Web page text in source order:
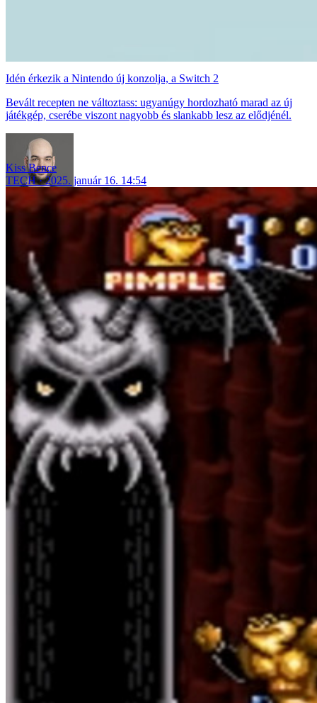
Idén érkezik a Nintendo új konzolja, a Switch 2
Bevált recepten ne változtass: ugyanúgy hordozható marad az új
játékgép, cserébe viszont nagyobb és slankabb lesz az elődjénél.
Kiss Bence
TECH
2025. január 16. 14:54